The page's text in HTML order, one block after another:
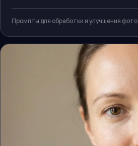
Промпты для обработки и улучшения фото